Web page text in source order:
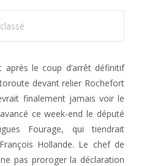
le coup d’arrêt définitif
devant relier Rochefort
finalement jamais voir le
ce week-end le député
Fourage, qui tiendrait
Hollande. Le chef de
pas proroger la déclaration